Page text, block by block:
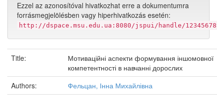
Ezzel az azonosítóval hivatkozhat erre a dokumentumra
forrásmegjelölésben vagy hiperhivatkozás esetén:
http://dspace.msu.edu.ua:8080/jspui/handle/
Title:
Мотиваційні аспекти формування іншомовної
компетентності в навчанні дорослих
Authors:
Фельцан, Інна Михайлівна